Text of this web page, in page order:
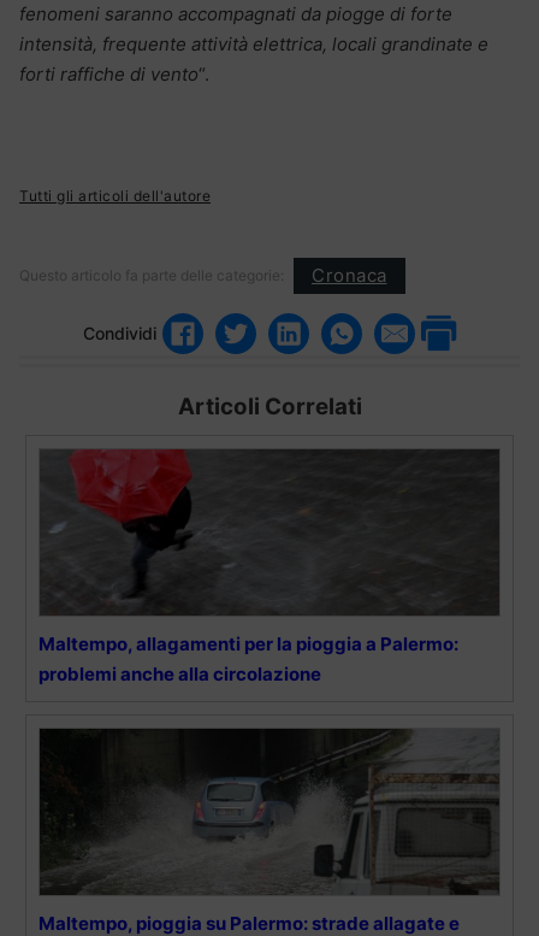
fenomeni saranno accompagnati da piogge di forte
intensità, frequente attività elettrica, locali grandinate e
forti raffiche di vento“.
Tutti gli articoli dell'autore
Questo articolo fa parte delle categorie: Cronaca
Condividi
Articoli Correlati
Maltempo, allagamenti per la pioggia a Palermo:
problemi anche alla circolazione
Maltempo, pioggia su Palermo: strade allagate e